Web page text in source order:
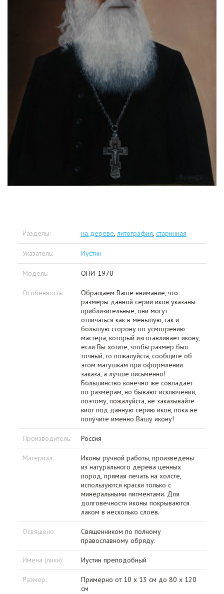
Разделы: на дереве, литография, старинная
Указатель: Иустин
Модель: ОПИ-1970
Особенность:
Обращаем Ваше внимание, что
размеры данной серии икон указаны
приблизительные, они могут
отличаться как в меньшую, так и
большую сторону по усмотрению
мастера, который изготавливает икону,
если Вы хотите, чтобы размер был
точный, то пожалуйста, сообщите об
этом матушкам при оформлении
заказа, а лучше письменно!
Большинство конечно же совпадает
по размерам, но бывают исключения,
поэтому, пожалуйста, не заказывайте
киот под данную серию икон, пока не
получите именно Вашу икону!
Производитель: Россия
Материал:
Иконы ручной работы, произведены
из натурального дерева ценных
пород, прямая печать на холсте,
используются краски только с
минеральными пигментами. Для
долговечности иконы покрываются
лаком в несколько слоев.
Освящено:
Священником по полному
православному обряду.
Имена (лики): Иустин преподобный
Размер:
Примерно от 10 x 13 см до 80 x 120
см